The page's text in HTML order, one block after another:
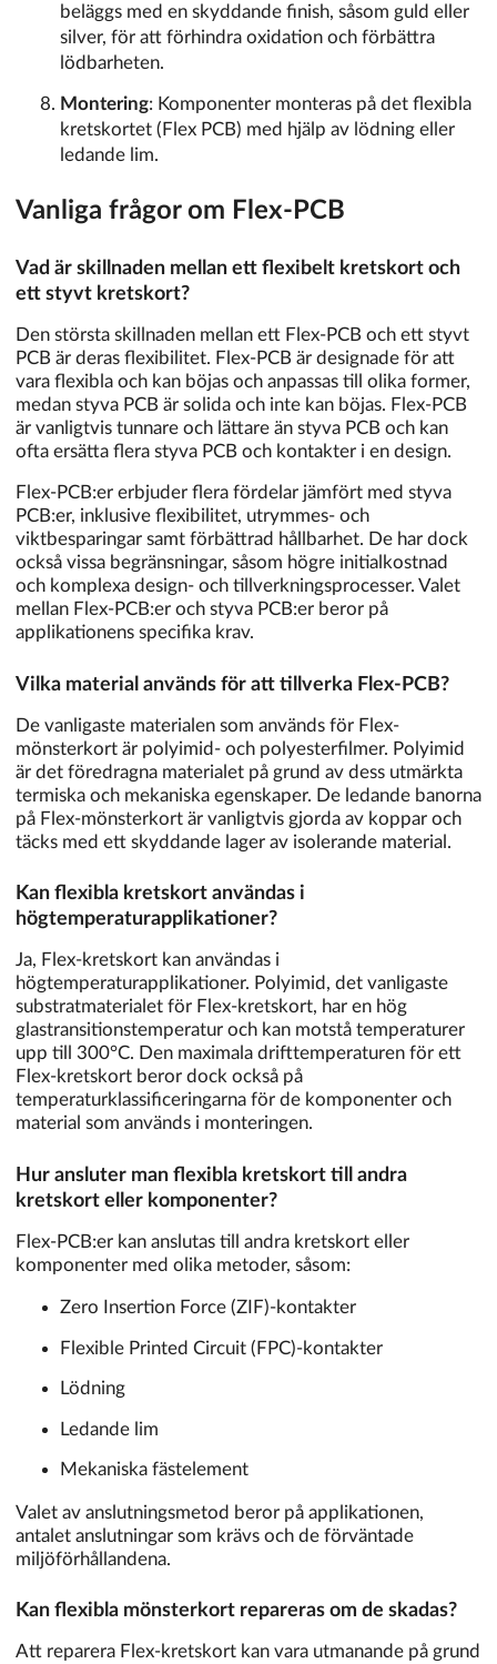
beläggs med en skyddande finish, såsom guld eller
silver, för att förhindra oxidation och förbättra
lödbarheten.
Montering: Komponenter monteras på det flexibla
kretskortet (Flex PCB) med hjälp av lödning eller
ledande lim.
Vanliga frågor om Flex-PCB
Vad är skillnaden mellan ett flexibelt kretskort och
ett styvt kretskort?
Den största skillnaden mellan ett Flex-PCB och ett styvt
PCB är deras flexibilitet. Flex-PCB är designade för att
vara flexibla och kan böjas och anpassas till olika former,
medan styva PCB är solida och inte kan böjas. Flex-PCB
är vanligtvis tunnare och lättare än styva PCB och kan
ofta ersätta flera styva PCB och kontakter i en design.
Flex-PCB:er erbjuder flera fördelar jämfört med styva
PCB:er, inklusive flexibilitet, utrymmes- och
viktbesparingar samt förbättrad hållbarhet. De har dock
också vissa begränsningar, såsom högre initialkostnad
och komplexa design- och tillverkningsprocesser. Valet
mellan Flex-PCB:er och styva PCB:er beror på
applikationens specifika krav.
Vilka material används för att tillverka Flex-PCB?
De vanligaste materialen som används för Flex-
mönsterkort är polyimid- och polyesterfilmer. Polyimid
är det föredragna materialet på grund av dess utmärkta
termiska och mekaniska egenskaper. De ledande banorna
på Flex-mönsterkort är vanligtvis gjorda av koppar och
täcks med ett skyddande lager av isolerande material.
Kan flexibla kretskort användas i
högtemperaturapplikationer?
Ja, Flex-kretskort kan användas i
högtemperaturapplikationer. Polyimid, det vanligaste
substratmaterialet för Flex-kretskort, har en hög
glastransitionstemperatur och kan motstå temperaturer
upp till 300°C. Den maximala drifttemperaturen för ett
Flex-kretskort beror dock också på
temperaturklassificeringarna för de komponenter och
material som används i monteringen.
Hur ansluter man flexibla kretskort till andra
kretskort eller komponenter?
Flex-PCB:er kan anslutas till andra kretskort eller
komponenter med olika metoder, såsom:
Zero Insertion Force (ZIF)-kontakter
Flexible Printed Circuit (FPC)-kontakter
Lödning
Ledande lim
Mekaniska fästelement
Valet av anslutningsmetod beror på applikationen,
antalet anslutningar som krävs och de förväntade
miljöförhållandena.
Kan flexibla mönsterkort repareras om de skadas?
Att reparera Flex-kretskort kan vara utmanande på grund